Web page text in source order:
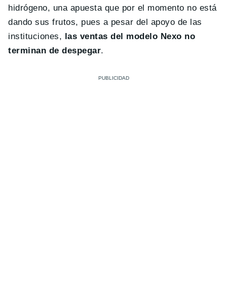
hidrógeno, una apuesta que por el momento no está
dando sus frutos, pues a pesar del apoyo de las
instituciones, las ventas del modelo Nexo no
terminan de despegar.